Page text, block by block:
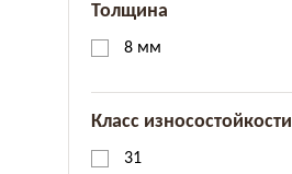
Толщина
8 мм
Класс износостойкости
31